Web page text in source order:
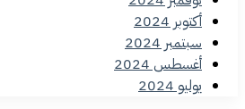
أكتوبر 2024
سبتمبر 2024
أغسطس 2024
يوليو 2024